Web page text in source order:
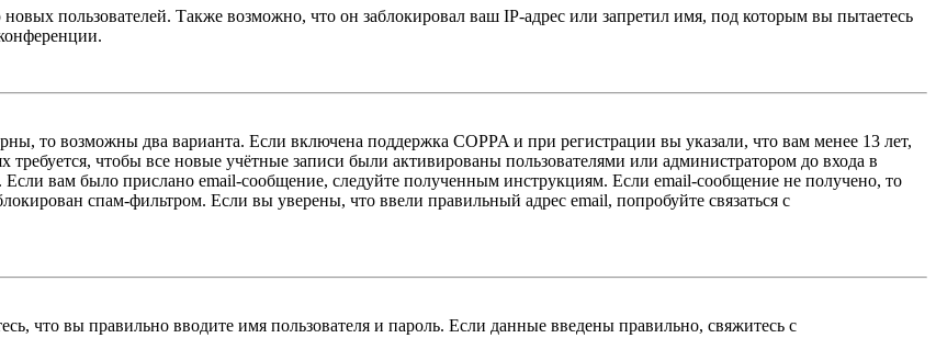
пользователей. Также возможно, что он заблокировал ваш IP-адрес или запретил имя, под которым вы пытаетесь
то возможны два варианта. Если включена поддержка COPPA и при регистрации вы указали, что вам менее 13 лет,
чтобы все новые учётные записи были активированы пользователями или администратором до входа в
Если вам было прислано email-сообщение, следуйте полученным инструкциям. Если email-сообщение не получено, то
спам-фильтром. Если вы уверены, что ввели правильный адрес email, попробуйте связаться с
что вы правильно вводите имя пользователя и пароль. Если данные введены правильно, свяжитесь с